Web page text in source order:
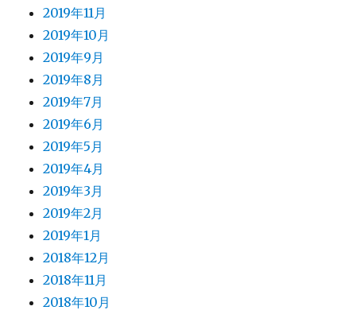
2019年11月
2019年10月
2019年9月
2019年8月
2019年7月
2019年6月
2019年5月
2019年4月
2019年3月
2019年2月
2019年1月
2018年12月
2018年11月
2018年10月